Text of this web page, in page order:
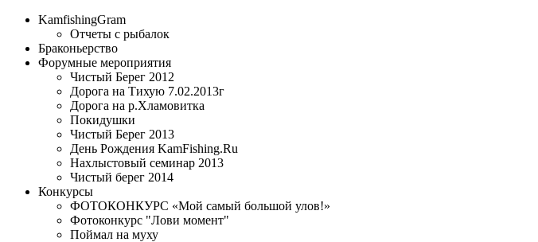
KamfishingGram
Отчеты с рыбалок
Браконьерство
Форумные мероприятия
Чистый Берег 2012
Дорога на Тихую 7.02.2013г
Дорога на р.Хламовитка
Покидушки
Чистый Берег 2013
День Рождения KamFishing.Ru
Нахлыстовый семинар 2013
Чистый берег 2014
Конкурсы
ФОТОКОНКУРС «Мой самый большой улов!»
Фотоконкурс "Лови момент"
Поймал на муху